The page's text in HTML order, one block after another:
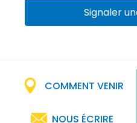
Signaler
COMMENT VENIR
NOUS ÉCRIRE